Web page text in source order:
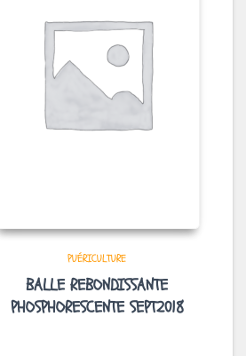
PUÉRICULTURE
BALLE REBONDISSANTE
PHOSPHORESCENTE SEPT2018